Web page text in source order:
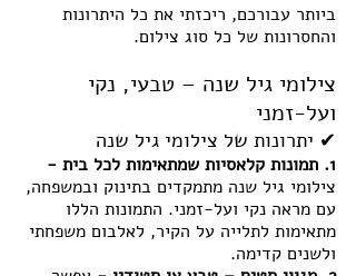
ביותר עבורכם, ריכזתי את כל היתרונות
והחסרונות של כל סוג צילום.
צילומי גיל שנה – טבעי, נקי
ועל-זמני
✔ יתרונות של צילומי גיל שנה
1. תמונות קלאסיות שמתאימות לכל בית -
צילומי גיל שנה מתמקדים בתינוק ובמשפחה,
עם מראה נקי ועל-זמני. התמונות הללו
מתאימות לתלייה על הקיר, לאלבום משפחתי
ולשנים קדימה.